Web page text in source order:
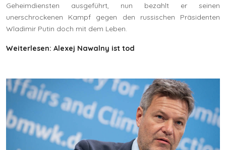
Geheimdiensten ausgeführt, nun bezahlt er seinen
unerschrockenen Kampf gegen den russischen Präsidenten
Wladimir Putin doch mit dem Leben.
Weiterlesen: Alexej Nawalny ist tod